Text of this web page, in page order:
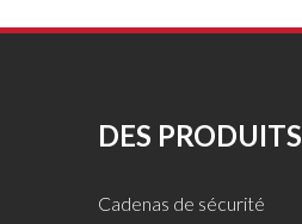
DES PRODUITS
Cadenas de sécurité